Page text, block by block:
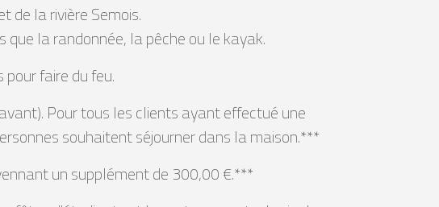
de la rivière Semois.
la randonnée, la pêche ou le kayak.
faire du feu.
Pour tous les clients ayant effectué une
souhaitent séjourner dans la maison.***
un supplément de 300,00 €.***